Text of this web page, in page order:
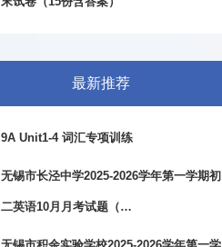
最新推荐
9A Unit1-4 词汇专项训练
无锡市长泾中学2025-2026学年第一学期初
二英语10月月考试题（…